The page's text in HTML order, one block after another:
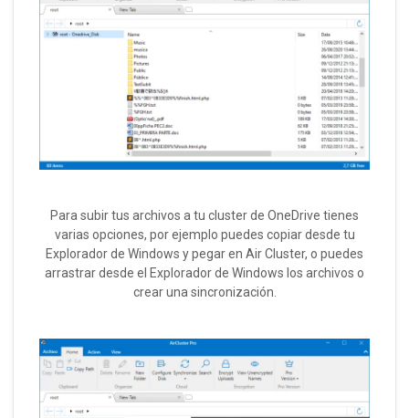
Para subir tus archivos a tu cluster de OneDrive tienes
varias opciones, por ejemplo puedes copiar desde tu
Explorador de Windows y pegar en Air Cluster, o puedes
arrastrar desde el Explorador de Windows los archivos o
crear una sincronización.